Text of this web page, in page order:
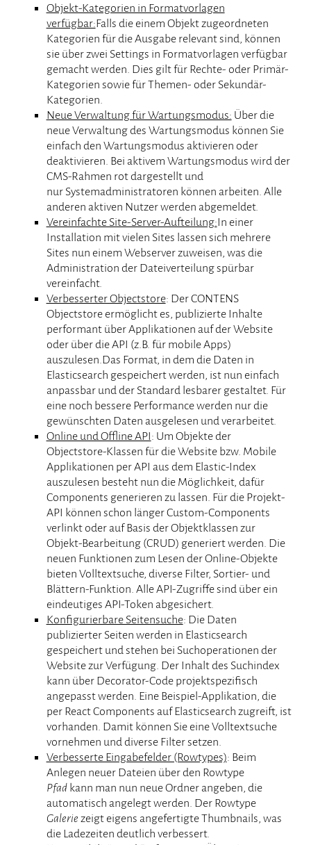
Objekt-Kategorien in Formatvorlagen
verfügbar:Falls die einem Objekt zugeordneten
Kategorien für die Ausgabe relevant sind, können
sie über zwei Settings in Formatvorlagen verfügbar
gemacht werden. Dies gilt für Rechte- oder Primär-
Kategorien sowie für Themen- oder Sekundär-
Kategorien.
Neue Verwaltung für Wartungsmodus: Über die
neue Verwaltung des Wartungsmodus können Sie
einfach den Wartungsmodus aktivieren oder
deaktivieren. Bei aktivem Wartungsmodus wird der
CMS-Rahmen rot dargestellt und
nur Systemadministratoren können arbeiten. Alle
anderen aktiven Nutzer werden abgemeldet.
Vereinfachte Site-Server-Aufteilung:In einer
Installation mit vielen Sites lassen sich mehrere
Sites nun einem Webserver zuweisen, was die
Administration der Dateiverteilung spürbar
vereinfacht.
Verbesserter Objectstore: Der CONTENS
Objectstore ermöglicht es, publizierte Inhalte
performant über Applikationen auf der Website
oder über die API (z.B. für mobile Apps)
auszulesen.Das Format, in dem die Daten in
Elasticsearch gespeichert werden, ist nun einfach
anpassbar und der Standard lesbarer gestaltet. Für
eine noch bessere Performance werden nur die
gewünschten Daten ausgelesen und verarbeitet.
Online und Offline API: Um Objekte der
Objectstore-Klassen für die Website bzw. Mobile
Applikationen per API aus dem Elastic-Index
auszulesen besteht nun die Möglichkeit, dafür
Components generieren zu lassen. Für die Projekt-
API können schon länger Custom-Components
verlinkt oder auf Basis der Objektklassen zur
Objekt-Bearbeitung (CRUD) generiert werden. Die
neuen Funktionen zum Lesen der Online-Objekte
bieten Volltextsuche, diverse Filter, Sortier- und
Blättern-Funktion. Alle API-Zugriffe sind über ein
eindeutiges API-Token abgesichert.
Konfigurierbare Seitensuche: Die Daten
publizierter Seiten werden in Elasticsearch
gespeichert und stehen bei Suchoperationen der
Website zur Verfügung. Der Inhalt des Suchindex
kann über Decorator-Code projektspezifisch
angepasst werden. Eine Beispiel-Applikation, die
per React Components auf Elasticsearch zugreift, ist
vorhanden. Damit können Sie eine Volltextsuche
vornehmen und diverse Filter setzen.
Verbesserte Eingabefelder (Rowtypes): Beim
Anlegen neuer Dateien über den Rowtype
Pfadkann man nun neue Ordner angeben, die
automatisch angelegt werden. Der Rowtype
Galeriezeigt eigens angefertigte Thumbnails, was
die Ladezeiten deutlich verbessert.